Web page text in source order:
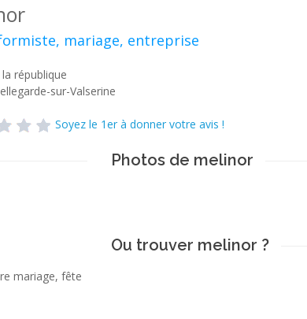
mariage, entreprise
république
sur-Valserine
Soyez le 1er à donner votre avis !
mariage, fête
Photos de melinor
Ou trouver melinor ?